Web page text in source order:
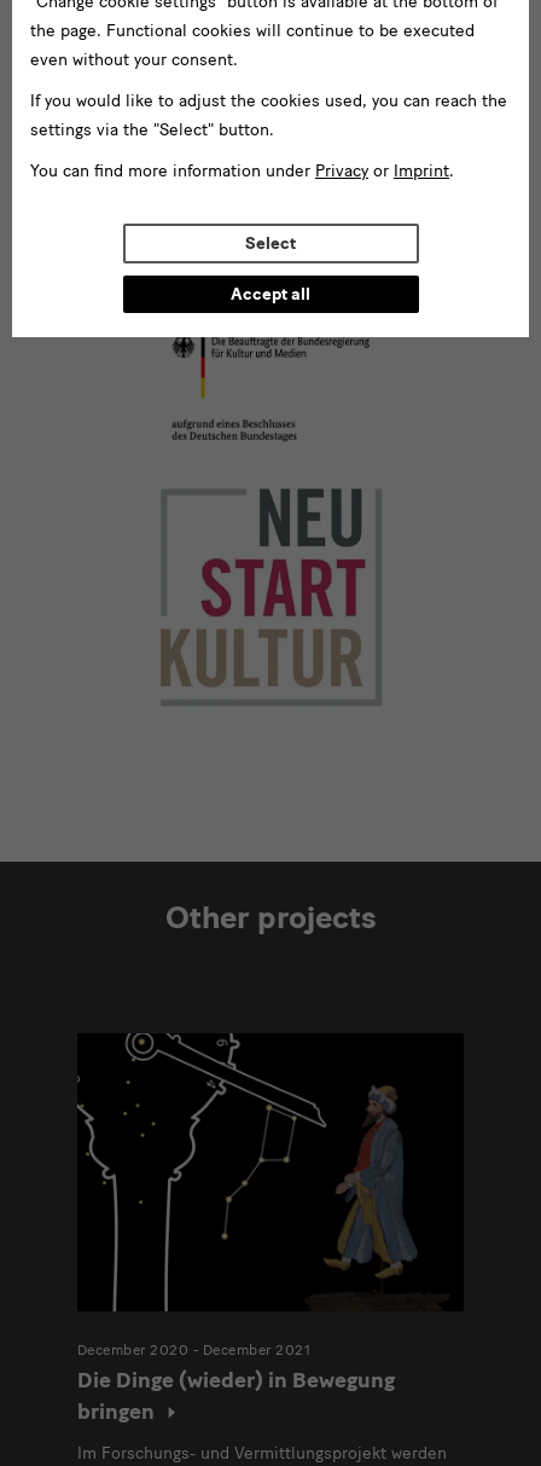
Partners
Other projects
December 2020 - December 2021
Die Dinge (wieder) in Bewegung
bringen
Im Forschungs- und Vermittlungsprojekt werden
the page. Functional cookies will continue to be executed
even without your consent.
If you would like to adjust the cookies used, you can reach the
settings via the "Select" button.
You can find more information under Privacy or Imprint.
Select
Accept all